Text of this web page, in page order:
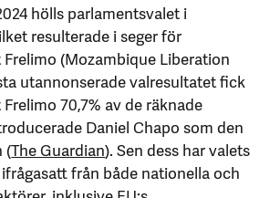
hölls parlamentsvalet i
resulterade i seger för
(Mozambique Liberation
utannonserade valresultatet fick
70,7% av de räknade
Daniel Chapo som den
(The Guardian). Sen dess har valets
från både nationella och